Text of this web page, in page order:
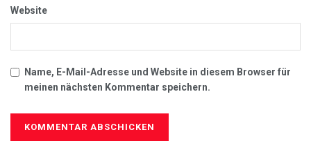
Website
Name, E-Mail-Adresse und Website in diesem Browser für
meinen nächsten Kommentar speichern.